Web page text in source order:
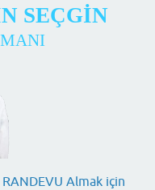
SEÇGİN
RANDEVU Almak için